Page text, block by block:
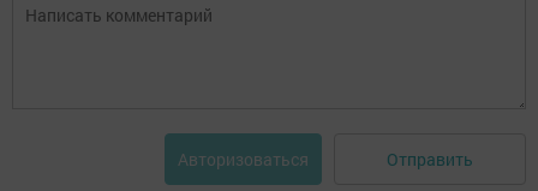
Авторизоваться Отправить